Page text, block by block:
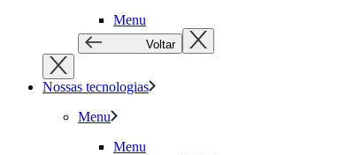
Menu
Voltar
Nossas tecnologias
Menu
Menu